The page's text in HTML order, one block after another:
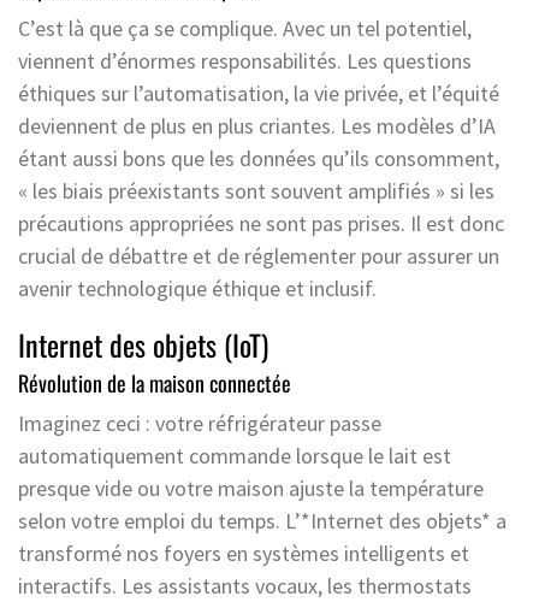
C’est là que ça se complique. Avec un tel potentiel,
viennent d’énormes responsabilités. Les questions
éthiques sur l’automatisation, la vie privée, et l’équité
deviennent de plus en plus criantes. Les modèles d’IA
étant aussi bons que les données qu’ils consomment,
« les biais préexistants sont souvent amplifiés » si les
précautions appropriées ne sont pas prises. Il est donc
crucial de débattre et de réglementer pour assurer un
avenir technologique éthique et inclusif.
Internet des objets (IoT)
Révolution de la maison connectée
Imaginez ceci : votre réfrigérateur passe
automatiquement commande lorsque le lait est
presque vide ou votre maison ajuste la température
selon votre emploi du temps. L’*Internet des objets* a
transformé nos foyers en systèmes intelligents et
interactifs. Les assistants vocaux, les thermostats